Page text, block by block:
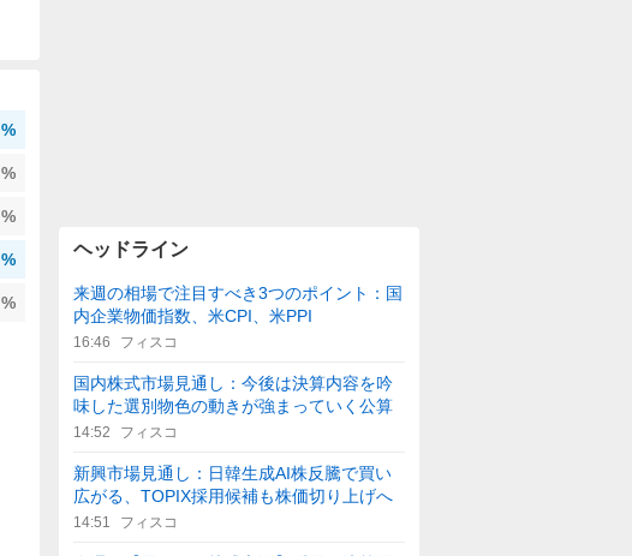
%
%
%
%
%
ヘッドライン
来週の相場で注目すべき3つのポイント：国
内企業物価指数、米CPI、米PPI
16:46 フィスコ
国内株式市場見通し：今後は決算内容を吟
味した選別物色の動きが強まっていく公算
14:52 フィスコ
新興市場見通し：日韓生成AI株反騰で買い
広がる、TOPIX採用候補も株価切り上げへ
14:51 フィスコ